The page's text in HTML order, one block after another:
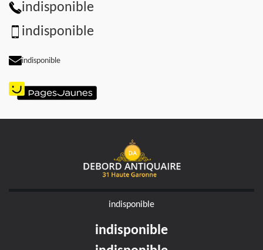
indisponible
indisponible
indisponible
indisponible
indisponible